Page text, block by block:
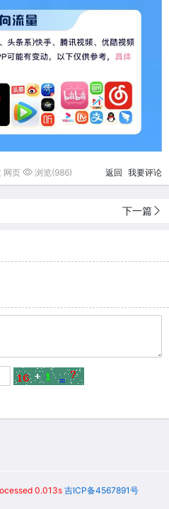
网页 浏览(986) 返回 我要评论
下一篇
0.013s吉ICP备4567891号